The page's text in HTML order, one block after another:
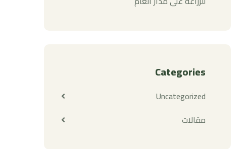
Categories
Uncategorized
مقالات